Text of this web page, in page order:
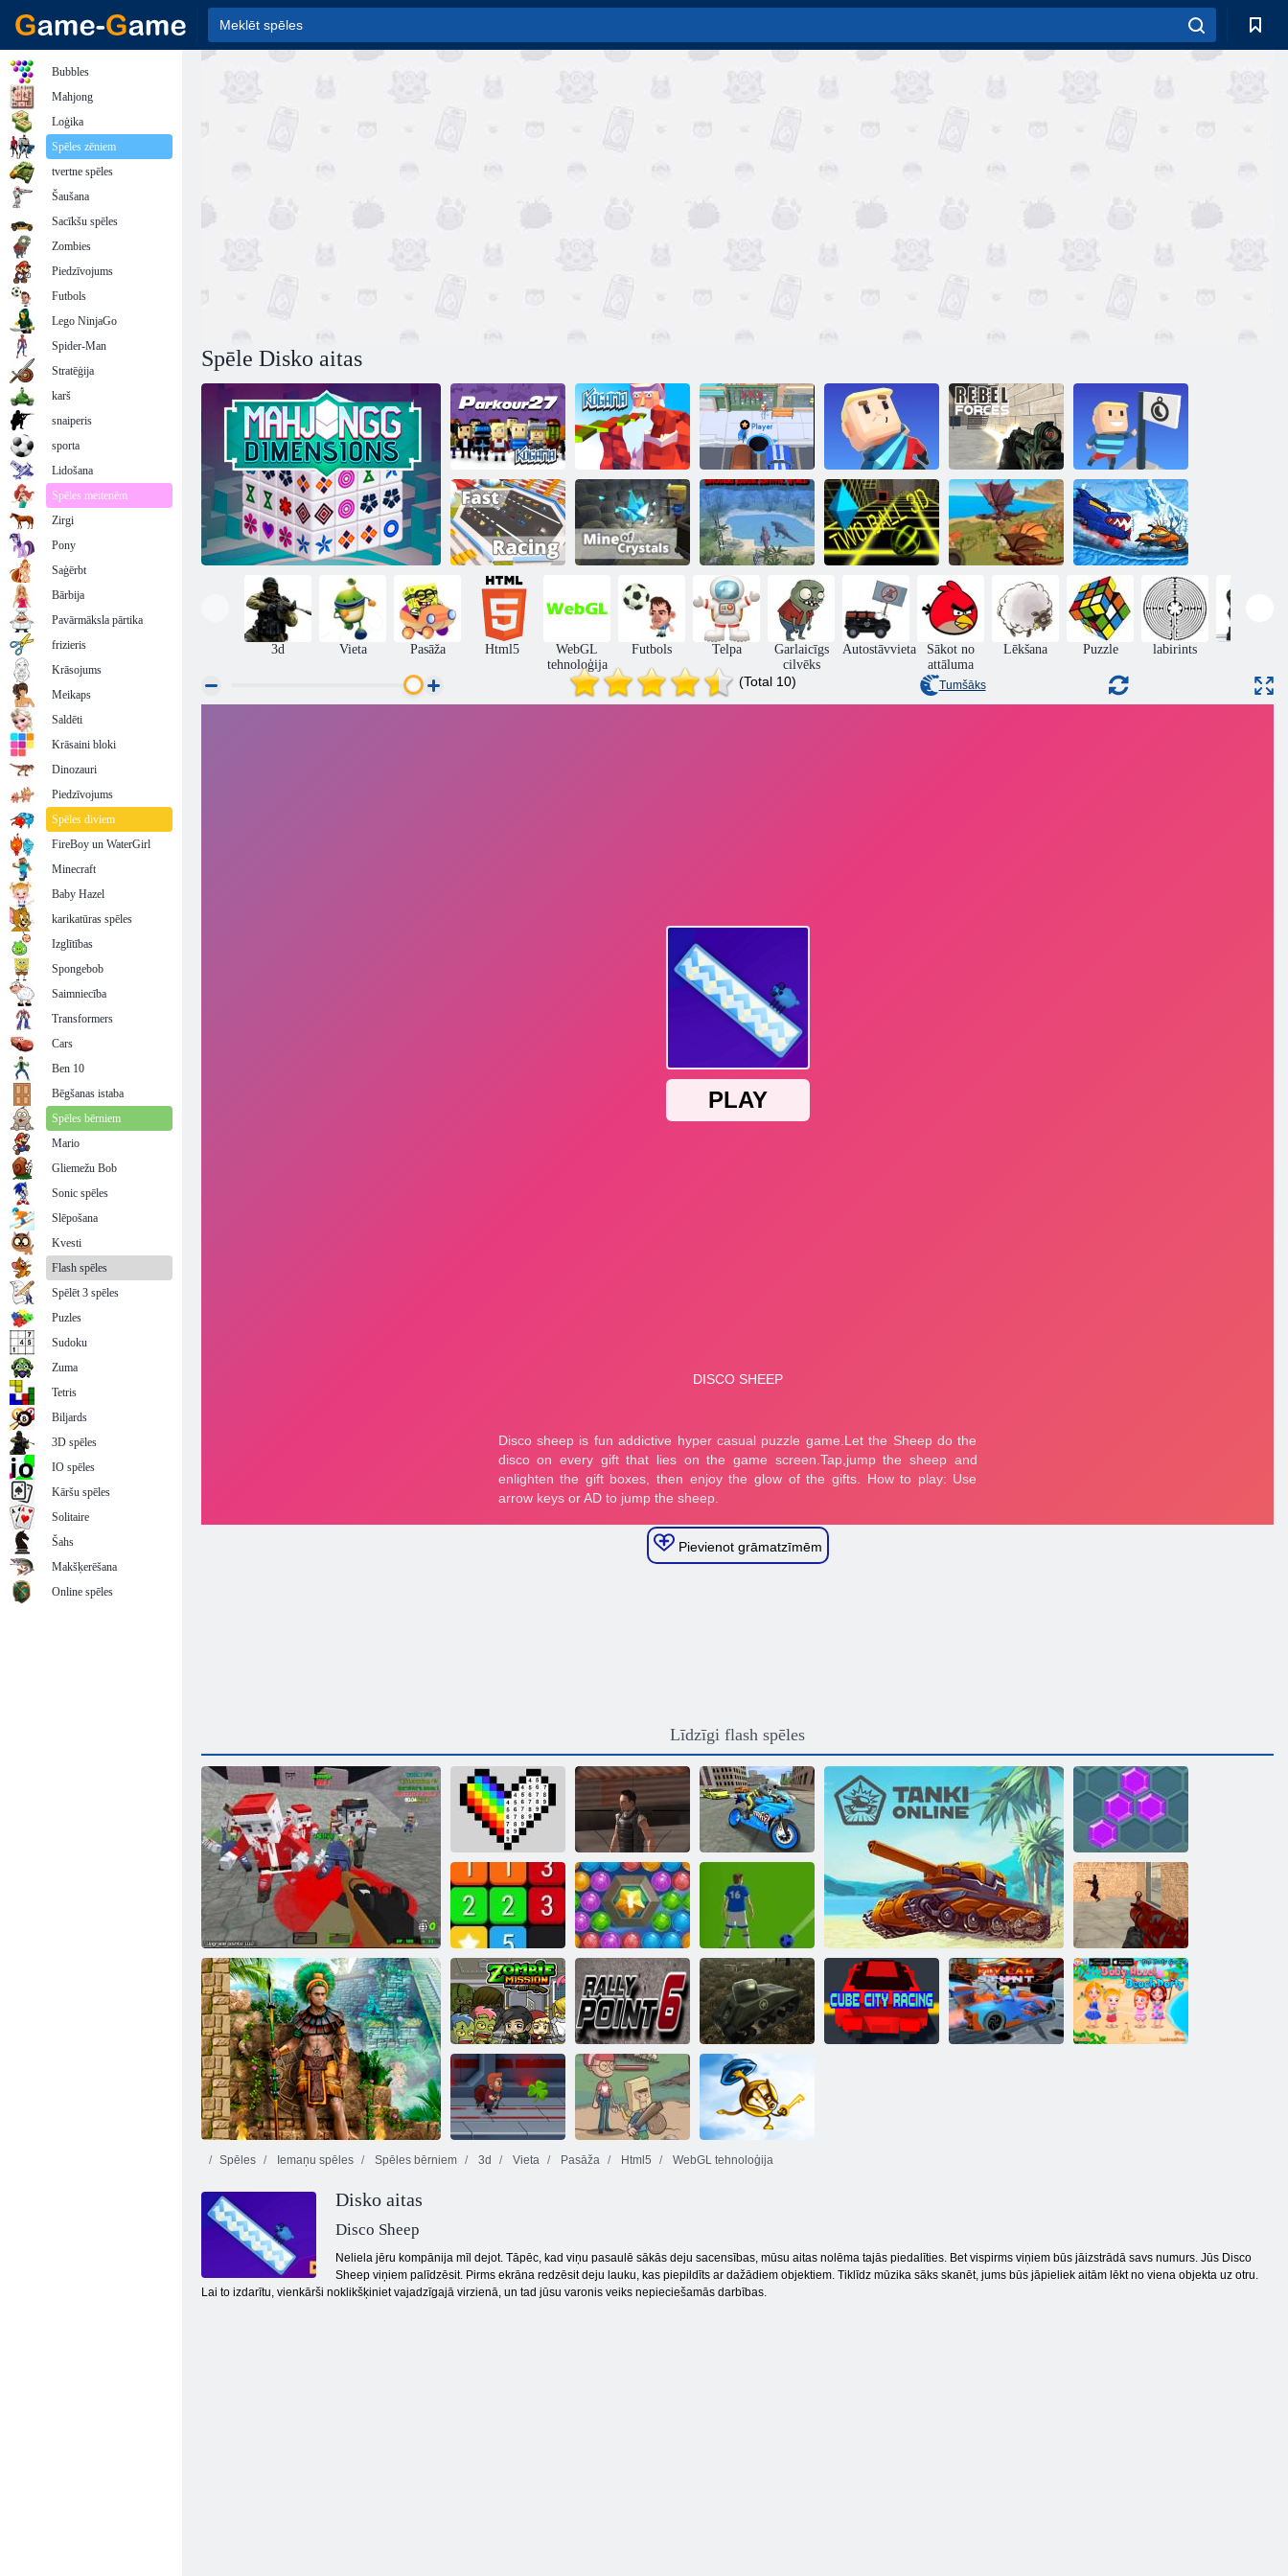
Spēle Disko aitas
Kogama:
Parkour 27
Kogama:
Ziemassvētku
parks
Caurums. io
Kogama
Wipeout
Nemiernieku
spēki
Kogama:
Sasniedziet
karogu
KOGAMA:
Ātrās sacīkstes
Kogama:
kristālu raktuve
Dinozauru
Jurassic
Survival World
Divas bumbas
3D
Pūķa simulators
3D
Automašīna ēd
automašīnu:
Piedzīvojums
3d Vieta Pasāža Html5
WebGL
tehnoloģija
Futbols Telpa
Garlaicīgs
cilvēks
Autostāvvieta
Sākot no
attāluma
Lēkšana Puzzle labirints
(Total 10) Tumšāks
Pievienot grāmatzīmēm
Līdzīgi flash spēles
Pikseļu karu apokalipses zombijs
Pikselis pēc
skaitļiem
Snaipera
uzbrukums
Sporta
velosipēdu
simulatora drifta
3d
Heksa
Apvienot
Jūras burbuļu
šāvējs
Futbola Bubbles Traks šāvēji
Zombiju misija 1 Rallija 6. punkts
Tanku kara
simulators
Spēles Iemaņu spēles Spēles bērniem 3d Vieta Pasāža Html5 WebGL tehnoloģija
Disko aitas
Disco Sheep
Neliela jēru kompānija mīl dejot. Tāpēc, kad viņu pasaulē sākās deju sacensības, mūsu aitas nolēma tajās piedalīties. Bet vispirms viņiem būs jāizstrādā savs numurs. Jūs Disco
Sheep viņiem palīdzēsit. Pirms ekrāna redzēsit deju lauku, kas piepildīts ar dažādiem objektiem. Tiklīdz mūzika sāks skanēt, jums būs jāpieliek aitām lēkt no viena objekta uz otru.
Lai to izdarītu, vienkārši noklikšķiniet vajadzīgajā virzienā, un tad jūsu varonis veiks nepieciešamās darbības.
Bubbles
Mahjong
Loģika
Spēles zēniem
tvertne spēles
Šaušana
Sacīkšu spēles
Zombies
Piedzīvojums
Futbols
Lego NinjaGo
Spider-Man
Stratēģija
karš
snaiperis
sporta
Lidošana
Spēles meitenēm
Zirgi
Pony
Saģērbt
Bārbija
Pavārmāksla pārtika
frizieris
Krāsojums
Meikaps
Saldēti
Krāsaini bloki
Dinozauri
Piedzīvojums
Spēles diviem
FireBoy un WaterGirl
Minecraft
Baby Hazel
karikatūras spēles
Izglītības
Spongebob
Saimniecība
Transformers
Cars
Ben 10
Bēgšanas istaba
Spēles bērniem
Mario
Gliemežu Bob
Sonic spēles
Slēpošana
Kvesti
Flash spēles
Spēlēt 3 spēles
Puzles
Sudoku
Zuma
Tetris
Biljards
3D spēles
IO spēles
Kāršu spēles
Solitaire
Šahs
Makšķerēšana
Online spēles